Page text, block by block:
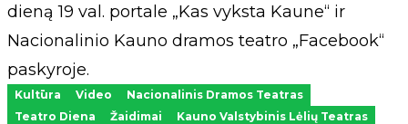
dieną 19 val. portale „Kas vyksta Kaune“ ir
Nacionalinio Kauno dramos teatro „Facebook“
paskyroje.
Kultūra Video
Nacionalinis Dramos Teatras
Teatro Diena
Žaidimai Kauno Valstybinis Lėlių Teatras